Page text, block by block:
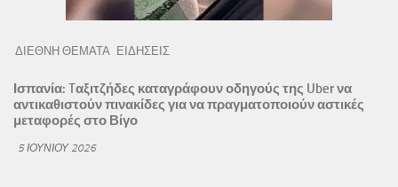
ΔΙΕΘΝΗ ΘΕΜΑΤΑ ΕΙΔΗΣΕΙΣ
Ισπανία: Tαξιτζήδες καταγράφουν οδηγούς της Uber να
αντικαθιστούν πινακίδες για να πραγματοποιούν αστικές
μεταφορές στο Βίγο
5 ΙΟΥΝΊΟΥ 2026